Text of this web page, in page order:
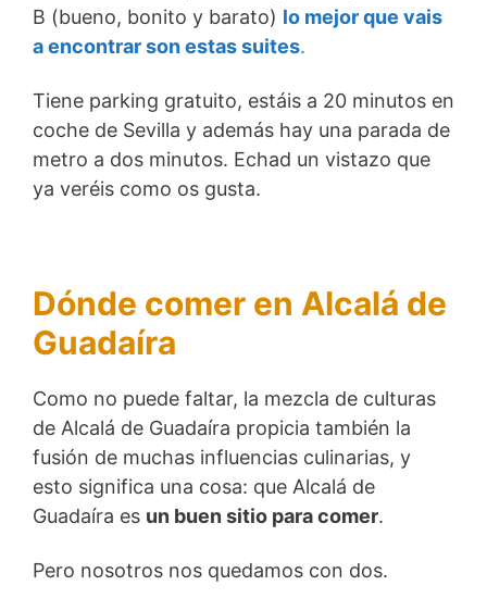
B (bueno, bonito y barato) lo mejor que vais
a encontrar son estas suites.
Tiene parking gratuito, estáis a 20 minutos en
coche de Sevilla y además hay una parada de
metro a dos minutos. Echad un vistazo que
ya veréis como os gusta.
Dónde comer en Alcalá de
Guadaíra
Como no puede faltar, la mezcla de culturas
de Alcalá de Guadaíra propicia también la
fusión de muchas influencias culinarias, y
esto significa una cosa: que Alcalá de
Guadaíra es un buen sitio para comer.
Pero nosotros nos quedamos con dos.